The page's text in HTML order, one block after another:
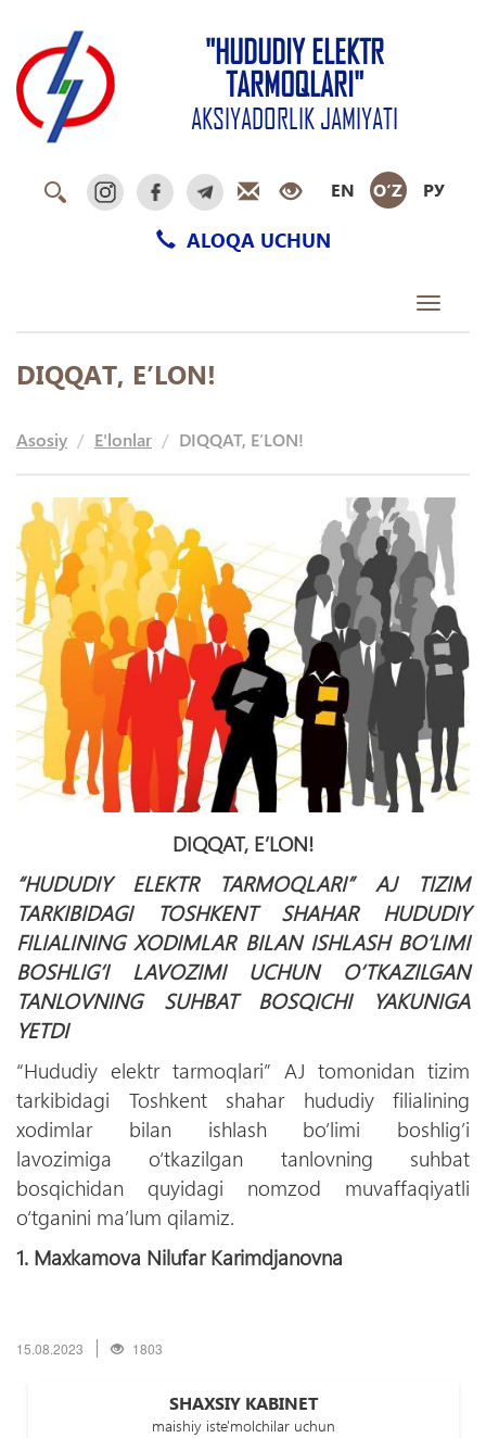
"HUDUDIY ELEKTR
TARMOQLARI"
AKSIYADORLIK JAMIYATI
EN O‘Z РУ
ALOQA UCHUN
Toggle
DIQQAT, E’LON!
Asosiy E'lonlar DIQQAT, E’LON!
DIQQAT, E’LON!
“HUDUDIY ELEKTR TARMOQLARI” AJ TIZIM
TARKIBIDAGI TOSHKENT SHAHAR HUDUDIY
FILIALINING XODIMLAR BILAN ISHLASH BO‘LIMI
BOSHLIG‘I LAVOZIMI UCHUN O‘TKAZILGAN
TANLOVNING SUHBAT BOSQICHI YAKUNIGA
YETDI
“Hududiy elektr tarmoqlari” AJ tomonidan tizim
tarkibidagi Toshkent shahar hududiy filialining
xodimlar bilan ishlash bo’limi boshlig’i
lavozimiga о‘tkazilgan tanlovning suhbat
bosqichidan quyidagi nomzod muvaffaqiyatli
о‘tganini ma’lum qilamiz.
1. Maxkamova Nilufar Karimdjanovna
15.08.2023 1803
SHAXSIY KABINET
maishiy iste'molchilar uchun